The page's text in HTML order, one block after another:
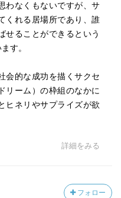
わなくもないですが、サ
くれる居場所であり、誰
せることができるという
す。
会的な成功を描くサクセ
リーム）の枠組のなかに
ヒネリやサプライズが欲
詳細をみる
フォロー